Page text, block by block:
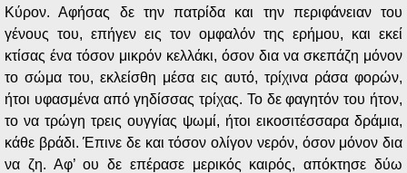
Κύρον. Αφήσας δε την πατρίδα και την περιφάνειαν του
γένους του, επήγεν εις τον ομφαλόν της ερήμου, και εκεί
κτίσας ένα τόσον μικρόν κελλάκι, όσον δια να σκεπάζη μόνον
το σώμα του, εκλείσθη μέσα εις αυτό, τρίχινα ράσα φορών,
ήτοι υφασμένα από γηδίσσας τρίχας. Το δε φαγητόν του ήτον,
το να τρώγη τρεις ουγγίας ψωμί, ήτοι εικοσιτέσσαρα δράμια,
κάθε βράδι. Έπινε δε και τόσον ολίγον νερόν, όσον μόνον δια
να ζη. Αφ’ ου δε επέρασε μερικός καιρός, απόκτησε δύω